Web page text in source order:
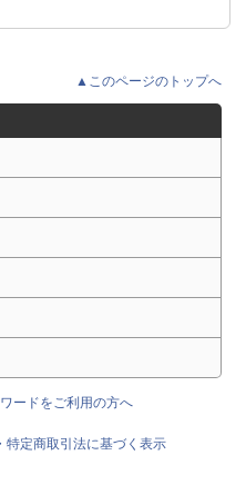
▲このページのトップへ
ードをご利用の方へ
・特定商取引法に基づく表示